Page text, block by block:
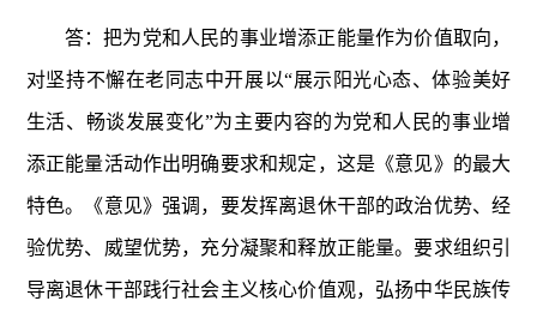
答：把为党和人民的事业增添正能量作为价值取向，
对坚持不懈在老同志中开展以“展示阳光心态、体验美好
生活、畅谈发展变化”为主要内容的为党和人民的事业增
添正能量活动作出明确要求和规定，这是《意见》的最大
特色。《意见》强调，要发挥离退休干部的政治优势、经
验优势、威望优势，充分凝聚和释放正能量。要求组织引
导离退休干部践行社会主义核心价值观，弘扬中华民族传